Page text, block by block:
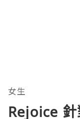
女生
Rejoice